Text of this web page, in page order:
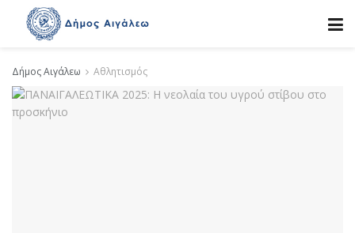
Δήμος Αιγάλεω Αθλητισμός